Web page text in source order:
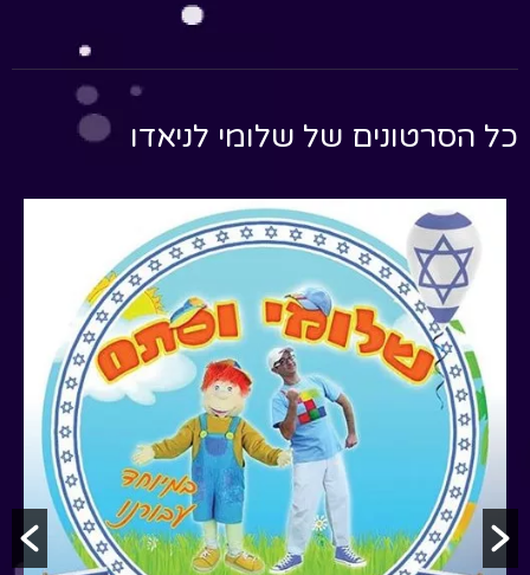
כל הסרטונים של שלומי לניאדו